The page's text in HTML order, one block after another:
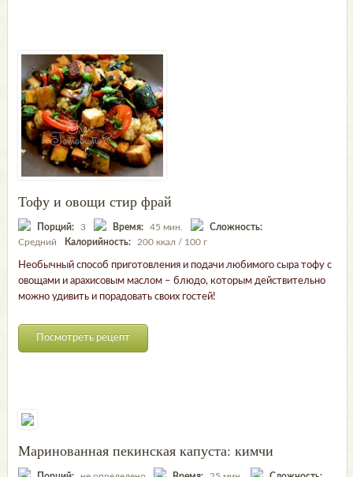
Тофу и овощи стир фрай
Порций: 3 Время: 45 мин.
Сложность:
Средний
Калорийность: 200 ккал / 100 г
Необычный способ приготовления и подачи любимого сыра тофу с
овощами и арахисовым маслом – блюдо, которым действительно
можно удивить и порадовать своих гостей!
Посмотреть рецепт
Маринованная пекинская капуста: кимчи